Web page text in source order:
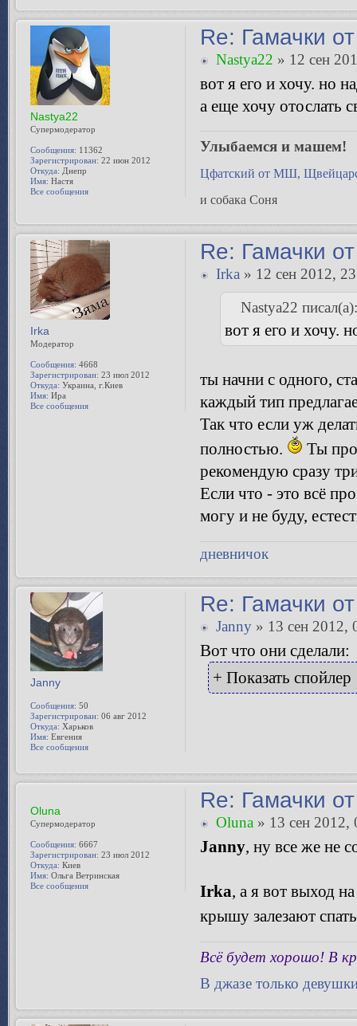
Re: Гамачки
Nastya22 » 12 сен
вот я его и хочу. но
а еще хочу отослать
Улыбаемся и машем!
Цфатский от МШ,
и собака Соня
Nastya22
Супермодератор
Сообщения: 11362
Зарегистрирован: 22 июн 2012
Откуда: Днепр
Имя: Настя
Все сообщения
Re: Гамачки
Irka» 12 сен 2012,
Nastya22 писал(а):
вот я его и хочу.
ты начни с одного,
каждый тип
Так что если уж
полностью.
Ты
рекомендую сразу
Если что - это всё
могу и не буду,
дневничок
Irka
Модератор
Сообщения: 4668
Зарегистрирован: 23 июл 2012
Откуда: Украина, г.Киев
Имя: Ира
Все сообщения
Re: Гамачки
Janny» 13 сен 2012,
Вот что они сделали:
+ Показать спойлер
Janny
Сообщения: 50
Зарегистрирован: 06 авг 2012
Откуда: Харьков
Имя: Евгения
Все сообщения
Re: Гамачки
Oluna» 13 сен 2012,
Janny, ну все же не
Irka, а я вот выход
крышу залезают
Всё будет хорошо! В
В джазе только
Oluna
Супермодератор
Сообщения: 6667
Зарегистрирован: 23 июл 2012
Откуда: Киев
Имя: Ольга Ветринская
Все сообщения